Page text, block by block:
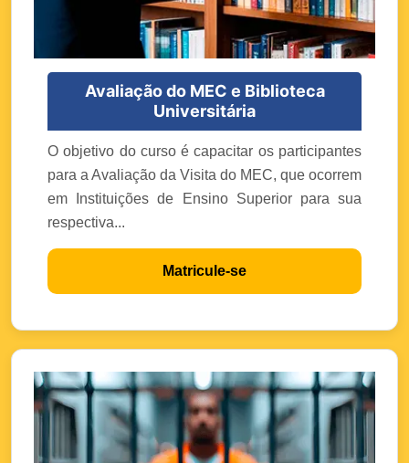
Avaliação do MEC e Biblioteca
Universitária
O objetivo do curso é capacitar os participantes
para a Avaliação da Visita do MEC, que ocorrem
em Instituições de Ensino Superior para sua
respectiva...
Matricule-se